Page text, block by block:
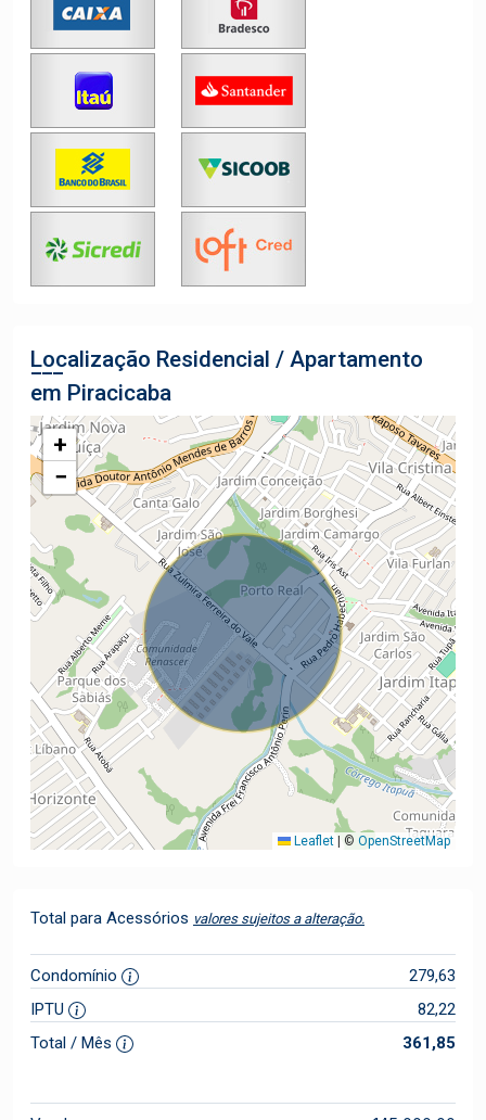
Localização Residencial / Apartamento
em Piracicaba
+
−
Leaflet | © OpenStreetMap
Total para Acessórios valores sujeitos a alteração.
Condomínio
279,63
IPTU
82,22
Total / Mês
361,85